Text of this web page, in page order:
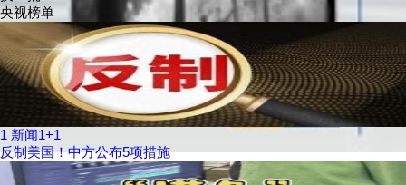
央视榜单
1 新闻1+1
反制美国！中方公布5项措施